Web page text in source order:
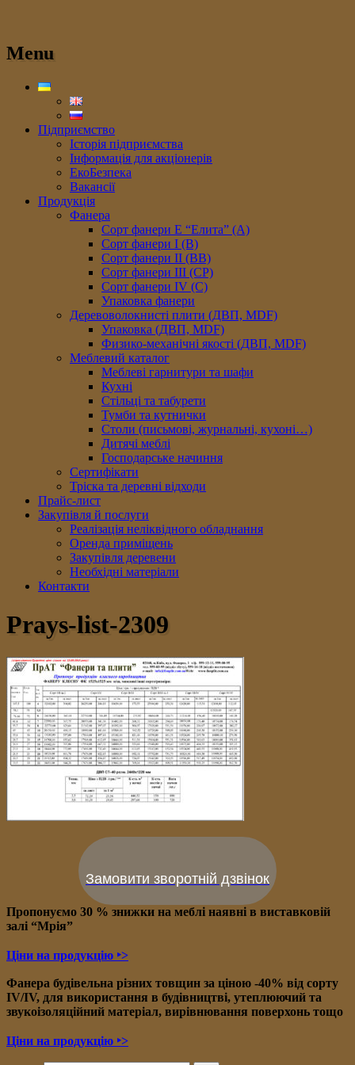
Menu
Підприємство
Історія підприємства
Інформація для акціонерів
ЕкоБезпека
Вакансії
Продукція
Фанера
Сорт фанери E “Елита” (A)
Сорт фанери I (В)
Сорт фанери II (ВB)
Сорт фанери III (CP)
Сорт фанери IV (C)
Упаковка фанери
Деревоволокнисті плити (ДВП, MDF)
Упаковка (ДВП, MDF)
Физико-механічні якості (ДВП, MDF)
Меблевий каталог
Меблеві гарнитури та шафи
Кухні
Стільці та табурети
Тумби та кутнички
Столи (письмові, журнальні, кухоні…)
Дитячі меблі
Господарське начиння
Сертифікати
Тріска та деревні відходи
Прайс-лист
Закупівля й послуги
Реалізація неліквідного обладнання
Оренда приміщень
Закупівля деревени
Необхідні матеріали
Контакти
Prays-list-2309
Замовити зворотній дзвінок
Пропонуємо 30 % знижки на меблі наявні в виставковій
залі “Мрія”
Ціни на продукцію ‣>
Фанера будівельна різних товщин за ціною -40% від сорту
IV/IV, для використання в будівництві, утеплюючий та
звукоізоляційний матеріал, вирівнювання поверхонь тощо
Ціни на продукцію ‣>